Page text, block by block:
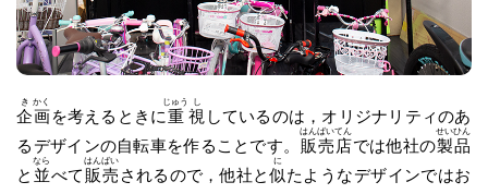
企
き
画
かく
を考えるときに重
じゅう
視
し
しているのは，オリジナリティのあ
るデザインの自転車を作ることです。 販
はん
売
ばい
店
てん
では他社の製
せい
品
ひん
と 並
なら
べて 販
はん
売
ばい
されるので，他社と似
に
たようなデザインではお